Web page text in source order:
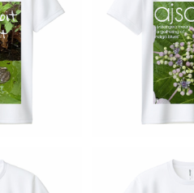
イ GLIMME
プリント U
T shirt オリ
ク 洗い替
定番 半袖 s
casual
croa
Tシャツ フォト
R ポリエステル
Vカット 吸汗
ジナル スポー
え カジュアル
aritikari
original